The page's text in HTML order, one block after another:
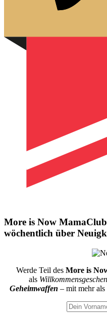
More is Now
wöchentlich über
Werde Teil des More is
als
Geheimwaffen – mit mehr